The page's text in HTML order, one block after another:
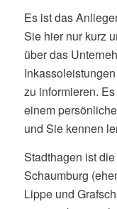
Es ist das
Sie hier nur kurz
über das
zu informieren.
einem
und Sie kennen
Stadthagen ist
Schaumburg
Lippe und